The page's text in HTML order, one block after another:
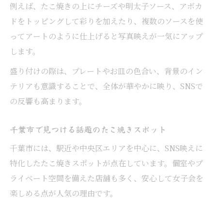
例えば、たこ焼きの上にチーズや明太子ソース、アボカ
ドをトッピングして彩りを加えたり、複数のソースを使
ってアートのように仕上げると写真映えが一気にアップ
します。
盛り付けの際は、プレートやお皿の色合い、背景のイン
テリアも意識することで、全体が華やかに映り、SNSで
の反響も高まります。
千葉市で見つける話題のたこ焼きスポット
千葉市には、駅近や中央区エリアを中心に、SNS映えに
特化したたこ焼きスポットが点在しています。個室やプ
ライベート空間を備えた店舗も多く、安心して女子会を
楽しめる点が人気の理由です。